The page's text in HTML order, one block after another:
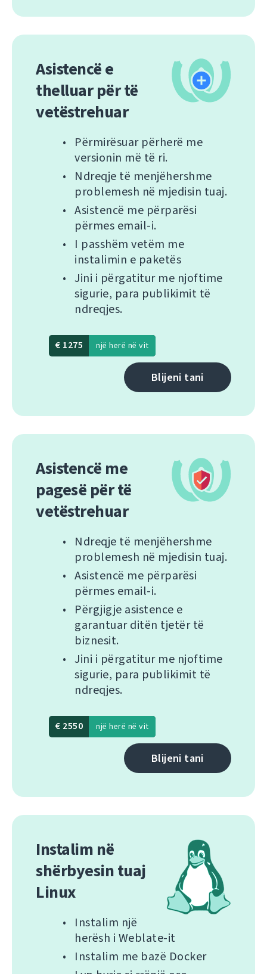
Asistencë e
thelluar për të
vetëstrehuar
Përmirësuar përherë me
versionin më të ri.
Ndreqje të menjëhershme
problemesh në mjedisin tuaj.
Asistencë me përparësi
përmes email-i.
I passhëm vetëm me
instalimin e paketës
Jini i përgatitur me njoftime
sigurie, para publikimit të
ndreqjes.
€ 1275 një herë në vit
Blijeni tani
Asistencë me
pagesë për të
vetëstrehuar
Ndreqje të menjëhershme
problemesh në mjedisin tuaj.
Asistencë me përparësi
përmes email-i.
Përgjigje asistence e
garantuar ditën tjetër të
biznesit.
Jini i përgatitur me njoftime
sigurie, para publikimit të
ndreqjes.
€ 2550 një herë në vit
Blijeni tani
Instalim në
shërbyesin tuaj
Linux
Instalim një
herësh i Weblate-it
Instalim me bazë Docker